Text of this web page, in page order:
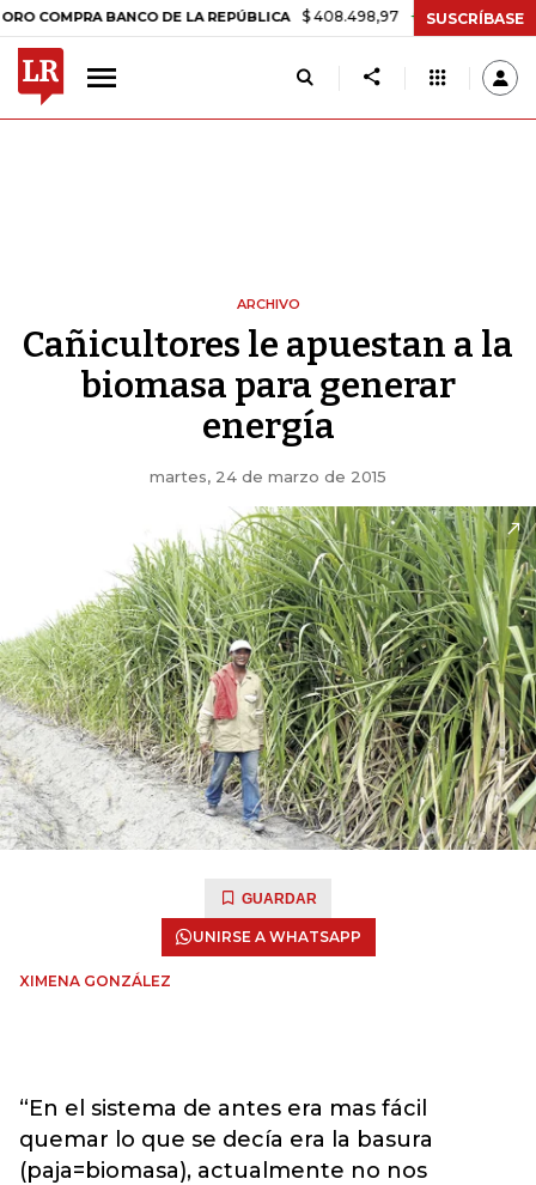
BANCO DE LA REPÚBLICA $ 408.498,97 +$ 8.753,81 +2,19%
SUSCRÍBASE
ARCHIVO
Cañicultores le apuestan a la
biomasa para generar
energía
martes, 24 de marzo de 2015
GUARDAR
UNIRSE A WHATSAPP
XIMENA GONZÁLEZ
“En el sistema de antes era mas fácil
quemar lo que se decía era la basura
(paja=biomasa), actualmente no nos